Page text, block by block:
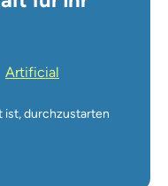
Artificial
ist, durchzustarten